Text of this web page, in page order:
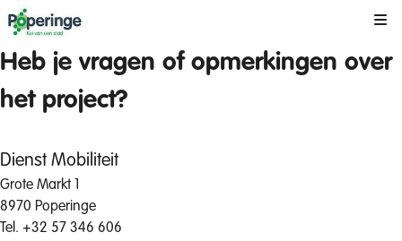
Heb je vragen of opmerkingen over
het project?
Dienst Mobiliteit
Grote Markt 1
8970 Poperinge
Tel. +32 57 346 606